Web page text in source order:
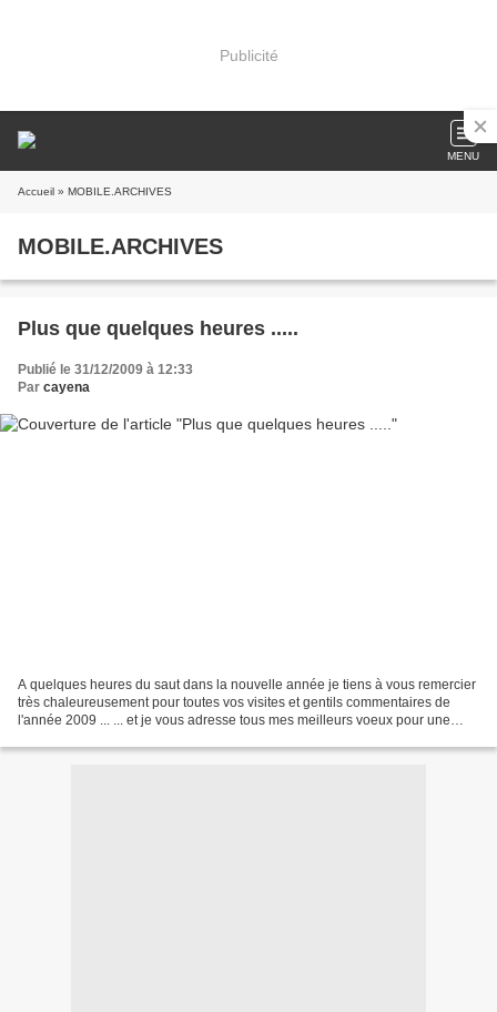
Publicité
MENU
Accueil » MOBILE.ARCHIVES
MOBILE.ARCHIVES
Plus que quelques heures .....
Publié le 31/12/2009 à 12:33
Par cayena
A quelques heures du saut dans la nouvelle année je tiens à vous remercier
très chaleureusement pour toutes vos visites et gentils commentaires de
l'année 2009 ... ... et je vous adresse tous mes meilleurs voeux pour une